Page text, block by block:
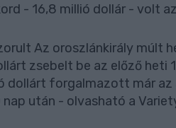
- 16,8 millió dollár - volt
Az oroszlánkirály
zsebelt be az előző heti
dollárt forgalmazott már az
után - olvasható a